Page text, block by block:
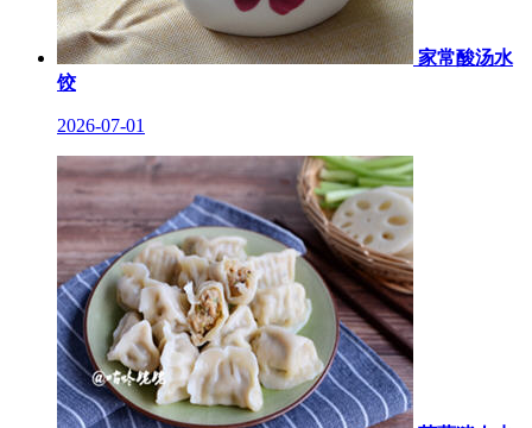
家常酸汤水
饺
2026-07-01